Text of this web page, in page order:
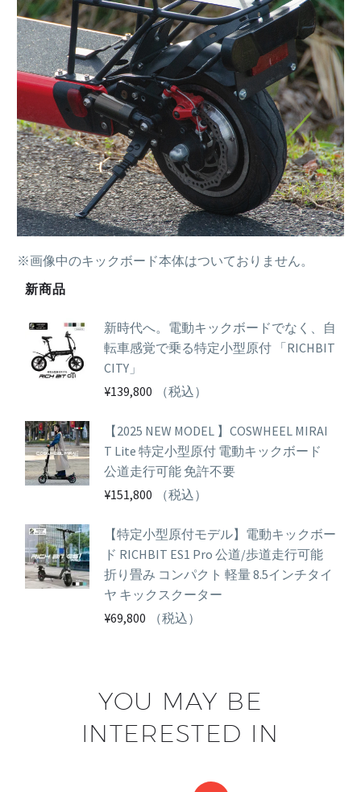
※画像中のキックボード本体はついておりません。
新商品
新時代へ。電動キックボードでなく、自
転車感覚で乗る特定小型原付 「RICHBIT
CITY」
¥139,800 （税込）
【2025 NEW MODEL 】COSWHEEL MIRAI
T Lite 特定小型原付 電動キックボード
公道走行可能 免許不要
¥151,800 （税込）
【特定小型原付モデル】電動キックボー
ド RICHBIT ES1 Pro 公道/歩道走行可能
折り畳み コンパクト 軽量 8.5インチタイ
ヤ キックスクーター
¥69,800 （税込）
YOU MAY BE
INTERESTED IN